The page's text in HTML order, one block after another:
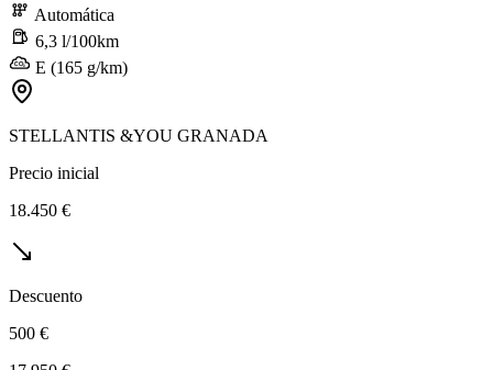
Automática
6,3 l/100km
E (165 g/km)
STELLANTIS &YOU GRANADA
Precio inicial
18.450 €
Descuento
500 €